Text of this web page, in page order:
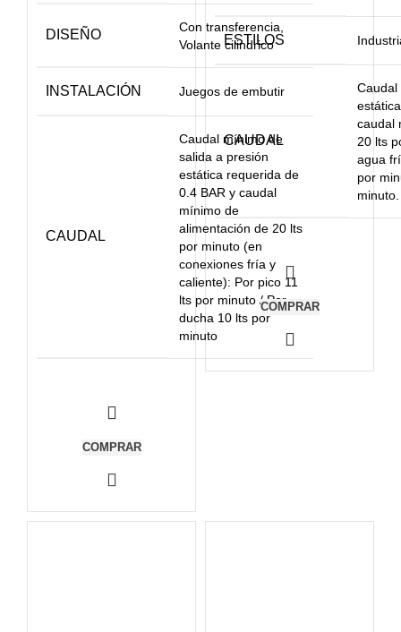
DISEÑO
Con transferencia,
Volante cilindrico
INSTALACIÓN Juegos de embutir
CAUDAL
Caudal mínimo de
salida a presión
estática requerida de
0.4 BAR y caudal
mínimo de
alimentación de 20 lts
por minuto (en
conexiones fría y
caliente): Por pico 11
lts por minuto / Por
ducha 10 lts por
minuto
COMPRAR
ESTILOS
CAUDAL
Caudal
caudal
20 lts
agua
por
minuto.
COMPRAR